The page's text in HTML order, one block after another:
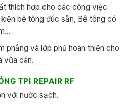
thích hợp cho các công việc
bê tông đúc sẵn, Bê tông có
phẳng và lớp phủ hoàn thiện cho
vữa cán.
TPI REPAIR RF
với nước sạch.